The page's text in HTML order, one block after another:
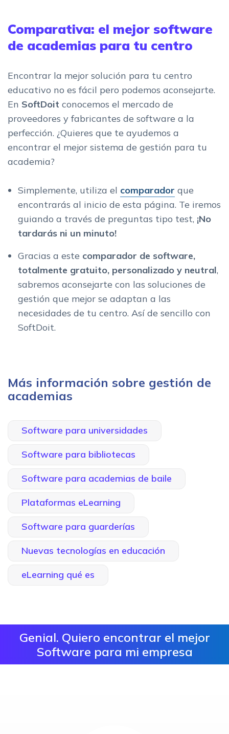
Comparativa: el mejor software
de academias para tu centro
Encontrar la mejor solución para tu centro
educativo no es fácil pero podemos aconsejarte.
En SoftDoit conocemos el mercado de
proveedores y fabricantes de software a la
perfección. ¿Quieres que te ayudemos a
encontrar el mejor sistema de gestión para tu
academia?
Simplemente, utiliza el comparador que
encontrarás al inicio de esta página. Te iremos
guiando a través de preguntas tipo test, ¡No
tardarás ni un minuto!
Gracias a este comparador de software,
totalmente gratuito, personalizado y neutral,
sabremos aconsejarte con las soluciones de
gestión que mejor se adaptan a las
necesidades de tu centro. Así de sencillo con
SoftDoit.
Más información sobre gestión de
academias
Software para universidades
Software para bibliotecas
Software para academias de baile
Plataformas eLearning
Software para guarderías
Nuevas tecnologías en educación
eLearning qué es
Genial. Quiero encontrar el mejor
Software para mi empresa